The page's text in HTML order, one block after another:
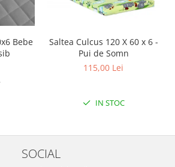
Bebe
Saltea Culcus 120 X 60 x 6 -
Pui de Somn
115,00 Lei
IN STOC
SOCIAL